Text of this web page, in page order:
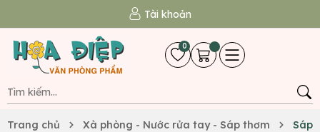
Tài khoản
0
Trang chủ Xà phòng - Nước rửa tay - Sáp thơm
Sáp